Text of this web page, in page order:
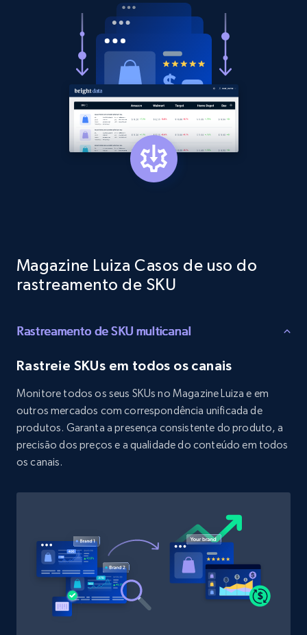
URL, Product id, Title, Product description,
Rating, Reviews count, Initial price, Discount,
and more.
1.3K+ 175+ Comece agora
Target - Gather data on products using
specified keywords
URL, Product id, Title, Product description,
URL, Product id, Title, Product description,
and more.
Target - Discover products by specified
Rating, Reviews count, Initial price, Discount,
and more.
1.3K+ 175+ Comece agora
Magazine Luiza Casos de uso do
rastreamento de SKU
Rastreamento de SKU multicanal
Rastreie SKUs em todos os canais
Monitore todos os seus SKUs no Magazine Luiza e em
outros mercados com correspondência unificada de
produtos. Garanta a presença consistente do produto, a
precisão dos preços e a qualidade do conteúdo em todos
os canais.